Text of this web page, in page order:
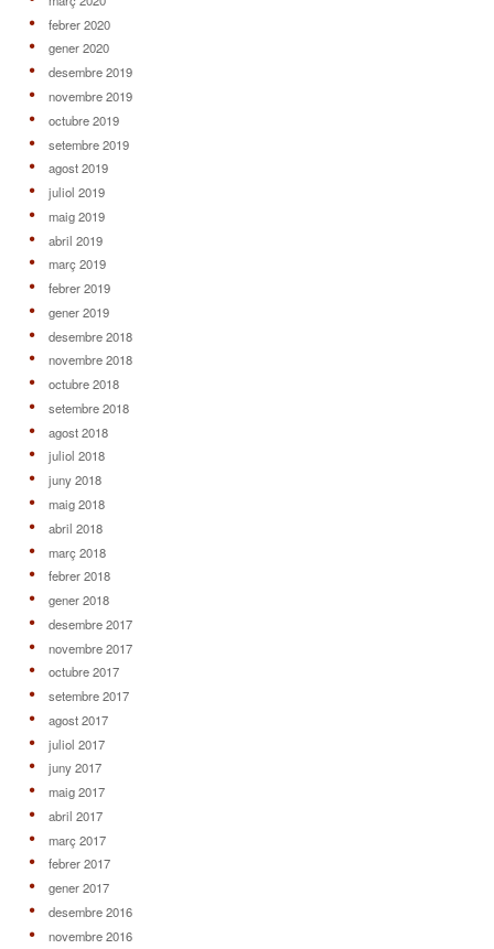
febrer 2020
gener 2020
desembre 2019
novembre 2019
octubre 2019
setembre 2019
agost 2019
juliol 2019
maig 2019
abril 2019
març 2019
febrer 2019
gener 2019
desembre 2018
novembre 2018
octubre 2018
setembre 2018
agost 2018
juliol 2018
juny 2018
maig 2018
abril 2018
març 2018
febrer 2018
gener 2018
desembre 2017
novembre 2017
octubre 2017
setembre 2017
agost 2017
juliol 2017
juny 2017
maig 2017
abril 2017
març 2017
febrer 2017
gener 2017
desembre 2016
novembre 2016